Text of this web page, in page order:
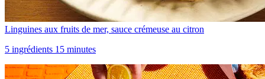
Linguines aux fruits de mer, sauce crémeuse au citron
5 ingrédients 15 minutes